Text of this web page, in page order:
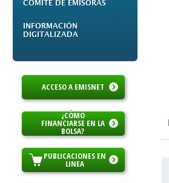
COMITÉ DE EMISORAS
INFORMACIÓN
DIGITALIZADA
ACCESO A EMISNET
¿CÓMO
FINANCIARSE EN LA
BOLSA?
PUBLICACIONES EN
LINEA